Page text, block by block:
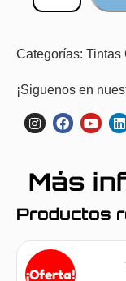
Categorías: Tintas
¡Siguenos en
Más
Productos
¡Oferta!